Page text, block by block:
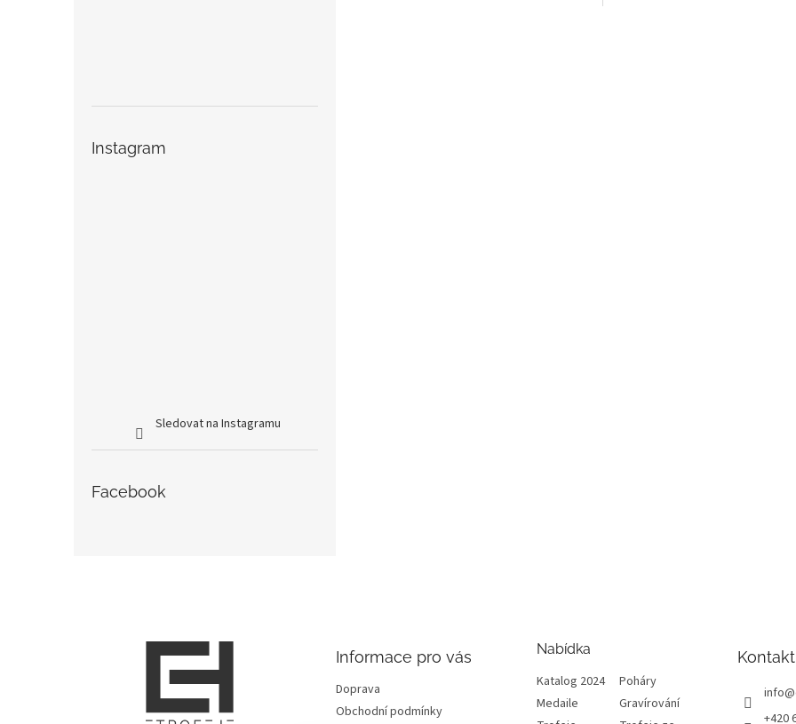
Instagram
Sledovat na Instagramu
Facebook
Informace pro vás
Doprava
Obchodní podmínky
Nabídka
Katalog 2024
Poháry
Medaile
Gravírování
Kontakt
info@
+420